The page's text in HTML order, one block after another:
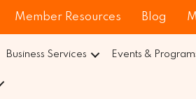
Member Resources Blog
Business Services Events &